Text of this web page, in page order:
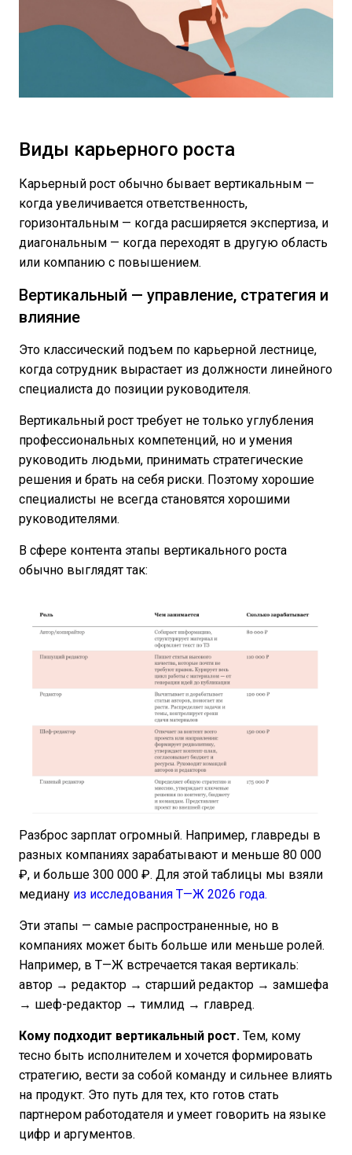
Виды карьерного роста
Карьерный рост обычно бывает вертикальным —
когда увеличивается ответственность,
горизонтальным — когда расширяется экспертиза, и
диагональным — когда переходят в другую область
или компанию с повышением.
Вертикальный — управление, стратегия и
влияние
Это классический подъем по карьерной лестнице,
когда сотрудник вырастает из должности линейного
специалиста до позиции руководителя.
Вертикальный рост требует не только углубления
профессиональных компетенций, но и умения
руководить людьми, принимать стратегические
решения и брать на себя риски. Поэтому хорошие
специалисты не всегда становятся хорошими
руководителями.
В сфере контента этапы вертикального роста
обычно выглядят так:
Разброс зарплат огромный. Например, главреды в
разных компаниях зарабатывают и меньше 80 000
₽, и больше 300 000 ₽. Для этой таблицы мы взяли
медиану из исследования Т—Ж 2026 года.
Эти этапы — самые распространенные, но в
компаниях может быть больше или меньше ролей.
Например, в Т—Ж встречается такая вертикаль:
автор → редактор → старший редактор → замшефа
→ шеф-редактор → тимлид → главред.
Кому подходит вертикальный рост. Тем, кому
тесно быть исполнителем и хочется формировать
стратегию, вести за собой команду и сильнее влиять
на продукт. Это путь для тех, кто готов стать
партнером работодателя и умеет говорить на языке
цифр и аргументов.